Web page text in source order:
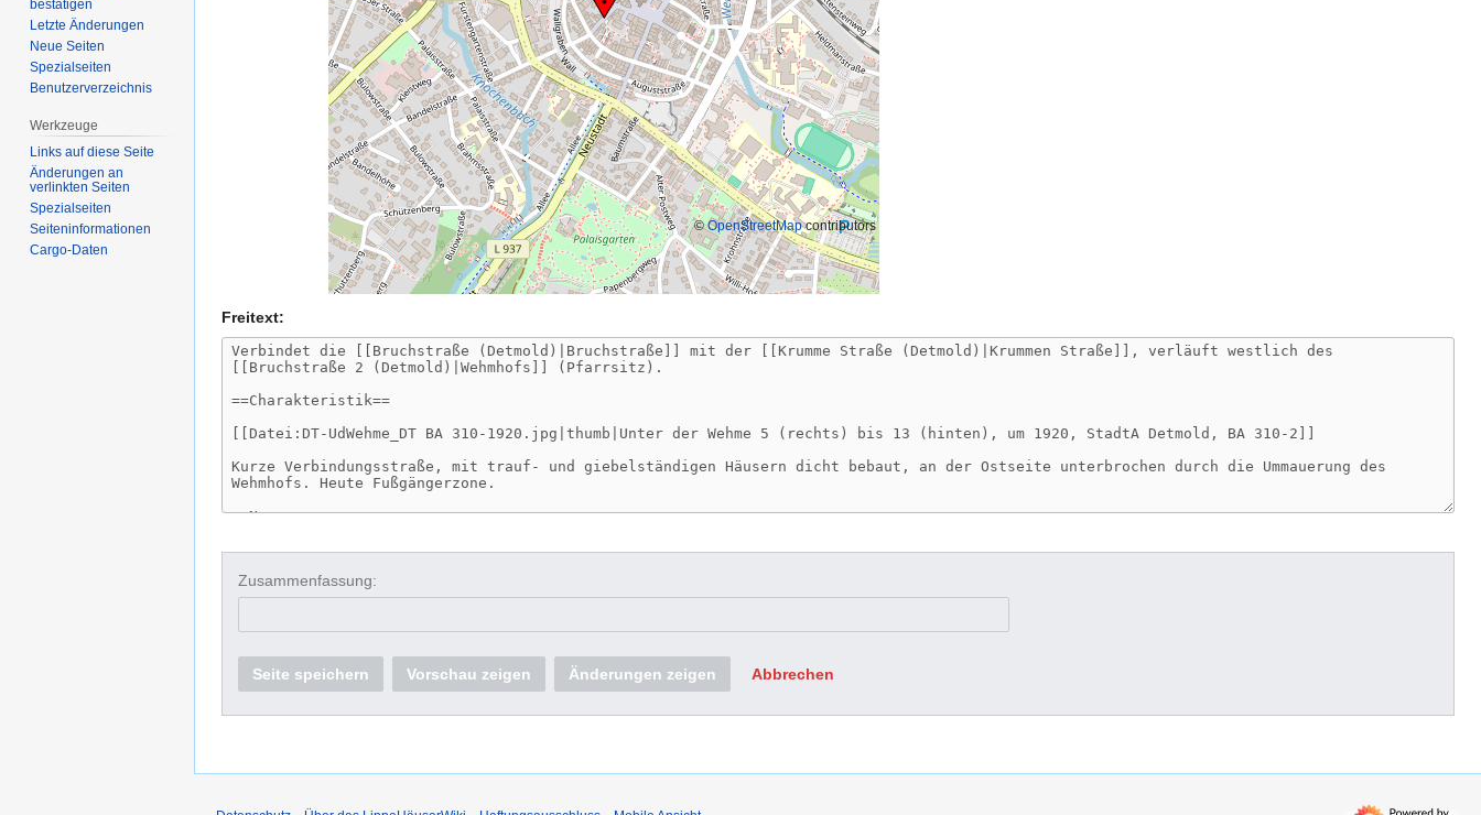
©OpenStreetMapcontributors
Freitext:
Zusammenfassung:
Seite speichern Vorschau zeigen Änderungen zeigen Abbrechen
bestätigen
Letzte Änderungen
Neue Seiten
Spezialseiten
Benutzerverzeichnis
Werkzeuge
Links auf diese Seite
Änderungen an
verlinkten Seiten
Spezialseiten
Seiten­­informationen
Cargo-Daten